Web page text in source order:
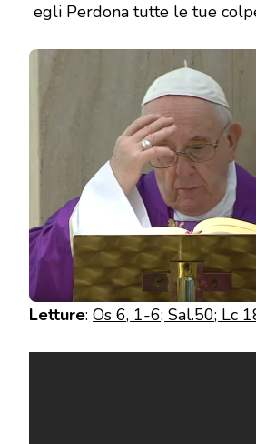
egli Perdona tutte le tue
Letture: Os 6, 1-6; Sal.50; Lc